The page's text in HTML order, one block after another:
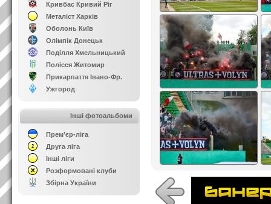
Кривбас Кривий Ріг
Металіст Харків
Оболонь Київ
Олімпік Донецьк
Поділля Хмельницький
Полісся Житомир
Прикарпаття Івано-Фр.
Ужгород
Інші фотоальбоми
Прем’єр-ліга
Друга ліга
Інші ліги
Розформовані клуби
Збірна України